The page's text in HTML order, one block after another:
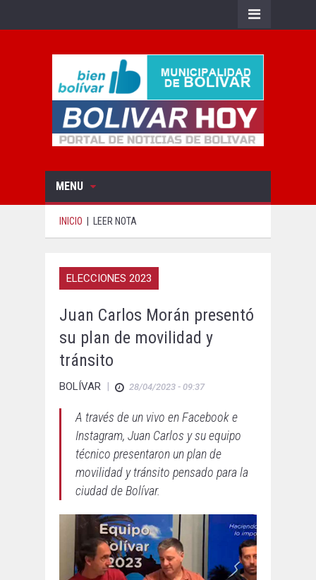
MENU
INICIO LEER NOTA
ELECCIONES 2023
Juan Carlos Morán presentó
su plan de movilidad y
tránsito
BOLÍVAR | 28/04/2023 - 09:37
A través de un vivo en Facebook e
Instagram, Juan Carlos y su equipo
técnico presentaron un plan de
movilidad y tránsito pensado para la
ciudad de Bolívar.